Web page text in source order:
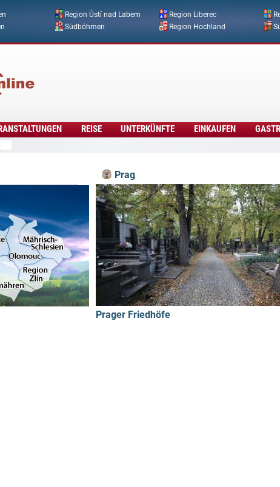
Direkt zum Inhalt
Region Ústí nad Labem Region Liberec
Südböhmen Region Hochland
REISE UNTERKÜNFTE EINKAUFEN
Prag
Prager Friedhöfe